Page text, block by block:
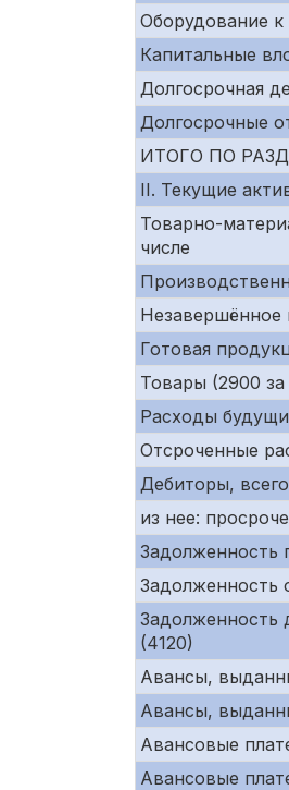
Оборудование к
Капитальные
Долгосрочная
Долгосрочные
ИТОГО ПО
II. Текущие
Товарно-
числе
Незавершённое
Готовая
Товары (2900
Расходы
Отсроченные
Дебиторы,
из нее:
Задолженность
Задолженность
Задолженность
(4120)
Авансы,
Авансы,
Авансовые
Авансовые